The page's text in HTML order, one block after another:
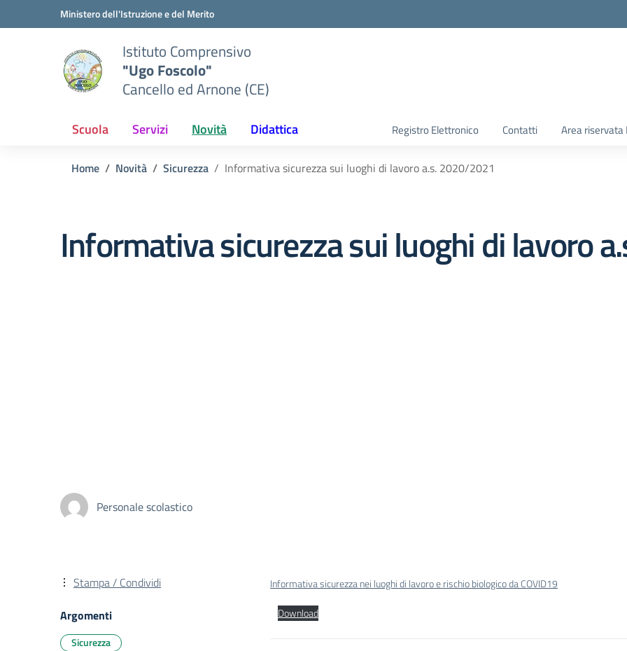
Vai ai contenuti
Vai al menu di navigazioneMinistero dell'Istruzione e del Merito
Istituto Comprensivo
"Ugo Foscolo"
Cancello ed Arnone (CE)
Scuola Servizi Novità Didattica Registro Elettronico Contatti Area riservata
Home Novità Sicurezza Informativa sicurezza sui luoghi di lavoro a.s. 2020/2021
Informativa sicurezza sui luoghi di lavoro
Personale scolastico
Informativa sicurezza nei luoghi di lavoro e rischio biologico da COVID19
Download
Stampa / Condividi
Argomenti
Sicurezza